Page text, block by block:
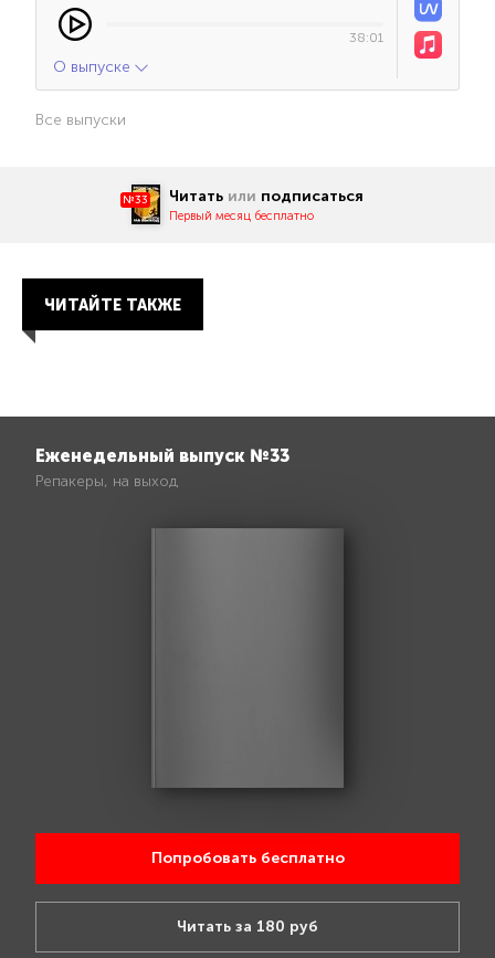
38:01
О выпуске
Все выпуски
№33 Читать или подписаться
Первый месяц бесплатно
ЧИТАЙТЕ ТАКЖЕ
Еженедельный выпуск №33
Репакеры, на выход
Попробовать бесплатно
Читать за 180 руб